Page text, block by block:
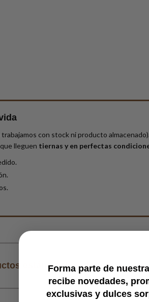
trabajamos con stock ni producto
lleguen tiernas y en perfectas
forma artesanal Todos
Forma parte de
recibe novedades,
exclusivas y dulces